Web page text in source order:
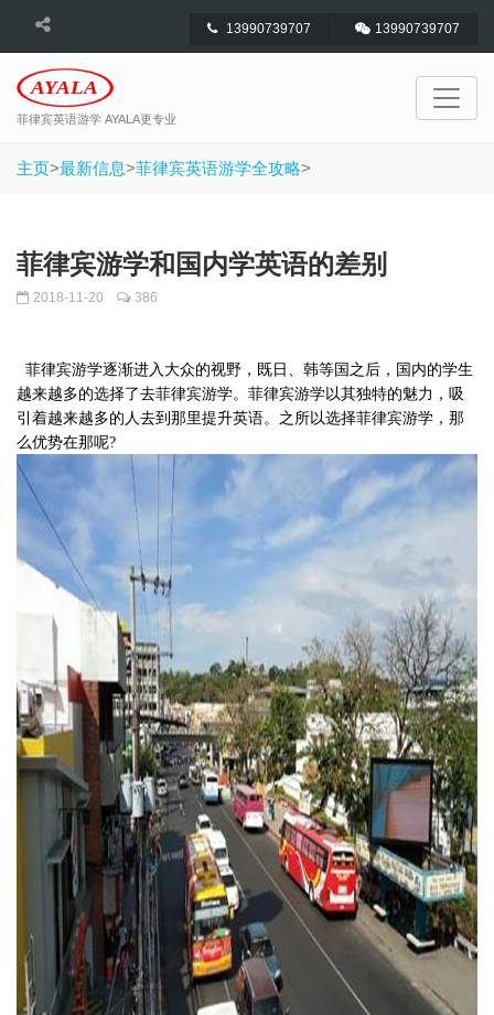
13990739707 13990739707
菲律宾英语游学 AYALA更专业
主页>最新信息>菲律宾英语游学全攻略>
菲律宾游学和国内学英语的差别
2018-11-20 386
菲律宾游学逐渐进入大众的视野，既日、韩等国之后，国内的学生
越来越多的选择了去菲律宾游学。菲律宾游学以其独特的魅力，吸
引着越来越多的人去到那里提升英语。之所以选择菲律宾游学，那
么优势在那呢?